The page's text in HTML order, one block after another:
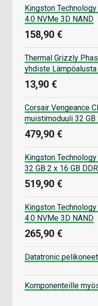
Kingston
4.0 NVMe 3D NAND
158,90 €
Thermal Grizzly
yhdiste Lämpöalusta
13,90 €
Corsair Vengeance
muistimoduuli 32
479,90 €
Kingston
32 GB 2 x 16 GB
519,90 €
Kingston
4.0 NVMe 3D NAND
265,90 €
Datatronic pelikoneet
Komponenteille